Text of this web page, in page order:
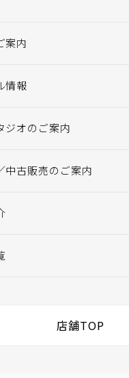
案内
情報
ジオのご案内
中古販売のご案内
店舗TOP